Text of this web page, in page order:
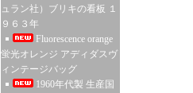
ュラン社）ブリキの看板 １
９６３年
Fluorescence orange
蛍光オレンジ アディダスヴ
ィンテージバッグ
1960年代製 生産国